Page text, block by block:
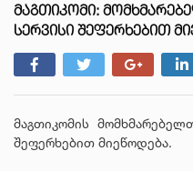
ᲛᲐᲒᲗᲘᲙᲝᲛᲘ:
ᲡᲔᲠᲕᲘᲡᲘ ᲨᲔᲤᲔᲠᲮᲔᲑᲘᲗ
მაგთიკომის
შეფერხებით მიეწოდება.